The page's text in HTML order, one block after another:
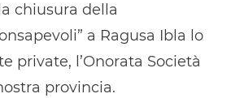
chiusura della
a Ragusa Ibla lo
private, l’Onorata Società
provincia.